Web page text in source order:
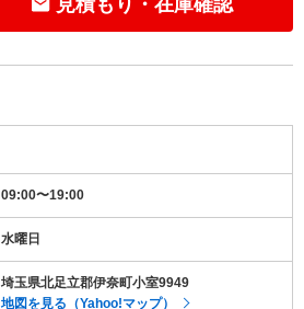
09:00〜19:00
水曜日
埼玉県北足立郡伊奈町小室9949
地図を見る（Yahoo!マップ）